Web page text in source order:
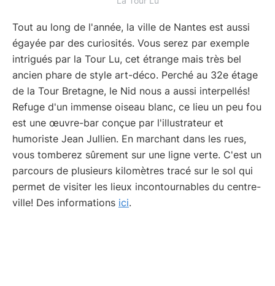
Tout au long de l'année, la ville de Nantes est aussi
égayée par des curiosités. Vous serez par exemple
intrigués par la Tour Lu, cet étrange mais très bel
ancien phare de style art-déco. Perché au 32e étage
de la Tour Bretagne, le Nid nous a aussi interpellés!
Refuge d'un immense oiseau blanc, ce lieu un peu fou
est une œuvre-bar conçue par l'illustrateur et
humoriste Jean Jullien. En marchant dans les rues,
vous tomberez sûrement sur une ligne verte. C'est un
parcours de plusieurs kilomètres tracé sur le sol qui
permet de visiter les lieux incontournables du centre-
ville! Des informations ici.